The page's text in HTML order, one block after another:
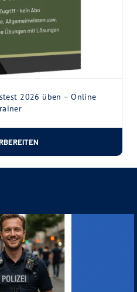
2026 üben – Online